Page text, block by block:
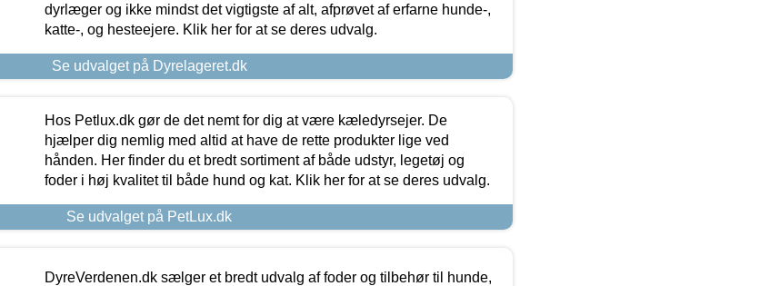
dyrlæger og ikke mindst det vigtigste af alt, afprøvet af erfarne hunde-,
katte-, og hesteejere. Klik her for at se deres udvalg.
Se udvalget på Dyrelageret.dk
Hos Petlux.dk gør de det nemt for dig at være kæledyrsejer. De
hjælper dig nemlig med altid at have de rette produkter lige ved
hånden. Her finder du et bredt sortiment af både udstyr, legetøj og
foder i høj kvalitet til både hund og kat. Klik her for at se deres udvalg.
Se udvalget på PetLux.dk
DyreVerdenen.dk sælger et bredt udvalg af foder og tilbehør til hunde,